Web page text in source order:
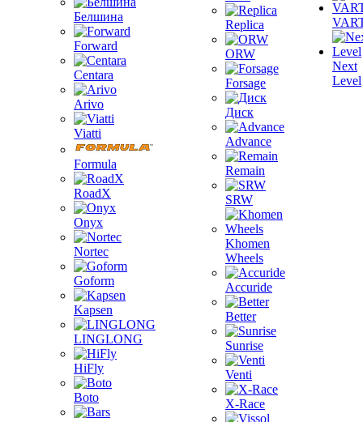
Белшина
Forward
Centara
Arivo
Viatti
Formula
RoadX
Onyx
Nortec
Goform
Kapsen
LINGLONG
HiFly
Boto
Replica
ORW
Forsage
Диск
Advance
Remain
SRW
Khomen
Wheels
Accuride
Better
Sunrise
Venti
X-Race
Next
Level